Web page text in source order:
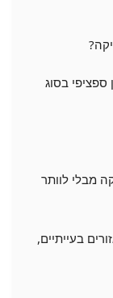
ספציפי בסוג
מבלי לוותר
בעייתיים,